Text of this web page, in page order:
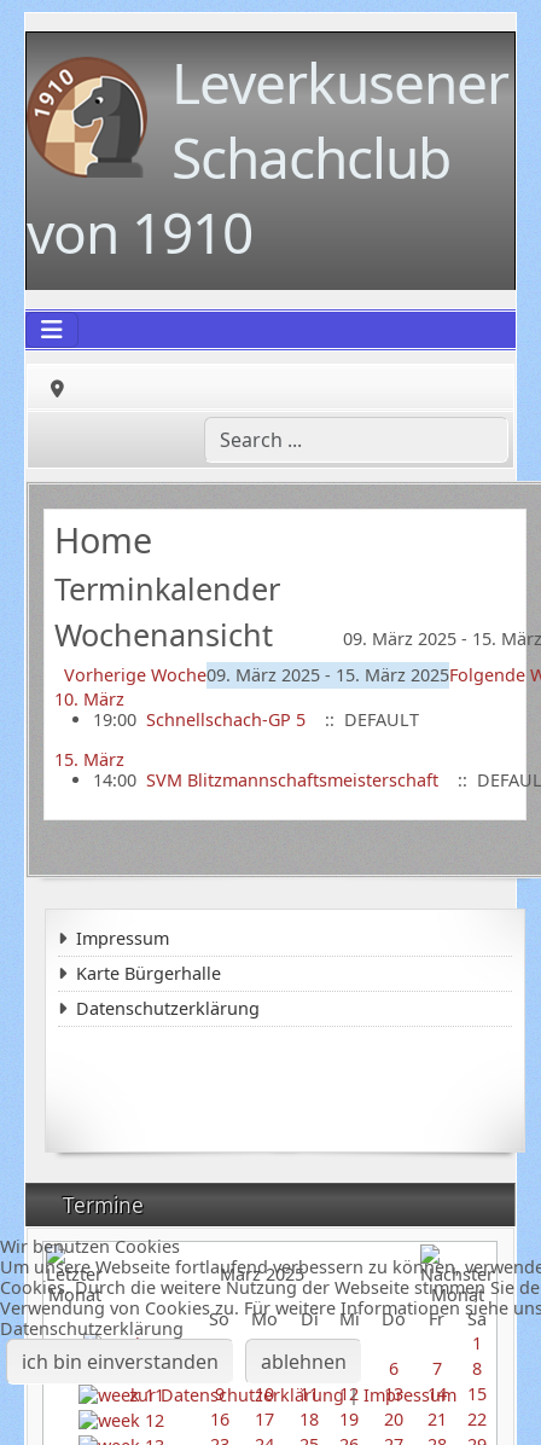
Leverkusener
Schachclub
von 1910
Termine
März 2025
So
Mo Di Mi Do Fr
Sa
1
2
3 4 5 6 7
8
9
10 11 12 13 14
15
16
17 18 19 20 21
22
Home
Terminkalender
Wochenansicht
09. März 2025 - 15.
Vorherige Woche09. März 2025 - 15. März 2025Folgende
10. März
19:00Schnellschach-GP 5
:: DEFAULT
15. März
14:00SVM Blitzmannschaftsmeisterschaft ::
Impressum
Karte Bürgerhalle
Datenschutzerklärung
Wir benutzen Cookies
Um unsere Webseite fortlaufend verbessern zu können,
Cookies. Durch die weitere Nutzung der Webseite stimmen Sie
Verwendung von Cookies zu. Für weitere Informationen siehe
Datenschutzerklärung
ich bin einverstanden ablehnen
zur Datenschutzerklärung| Impressum